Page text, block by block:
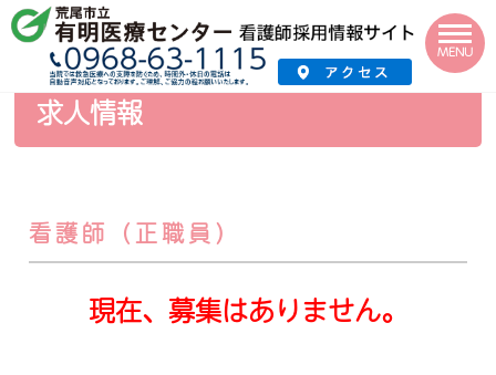
MENU
HOME›採用情報›看護師採用サイト›求人情報
求人情報
看護師（正職員）
現在、募集はありません。